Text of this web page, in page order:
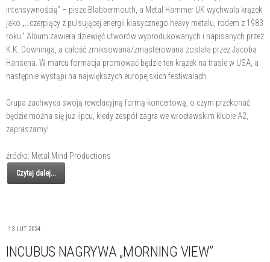
intensywnością” – pisze Blabbermouth, a Metal Hammer UK wychwala krążek
jako „…czerpiący z pulsującej energii klasycznego heavy metalu, rodem z 1983
roku.” Album zawiera dziewięć utworów wyprodukowanych i napisanych przez
K.K. Downinga, a całość zmiksowana/zmasterowana została przez Jacoba
Hansena. W marcu formacja promować będzie ten krążek na trasie w USA, a
następnie wystąpi na największych europejskich festiwalach.
Grupa zachwyca swoją rewelacyjną formą koncertową, o czym przekonać
będzie można się już lipcu, kiedy zespół zagra we wrocławskim klubie A2,
zapraszamy!
źródło: Metal Mind Productions
Czytaj dalej...
13 LUT 2024
INCUBUS NAGRYWA „MORNING VIEW”